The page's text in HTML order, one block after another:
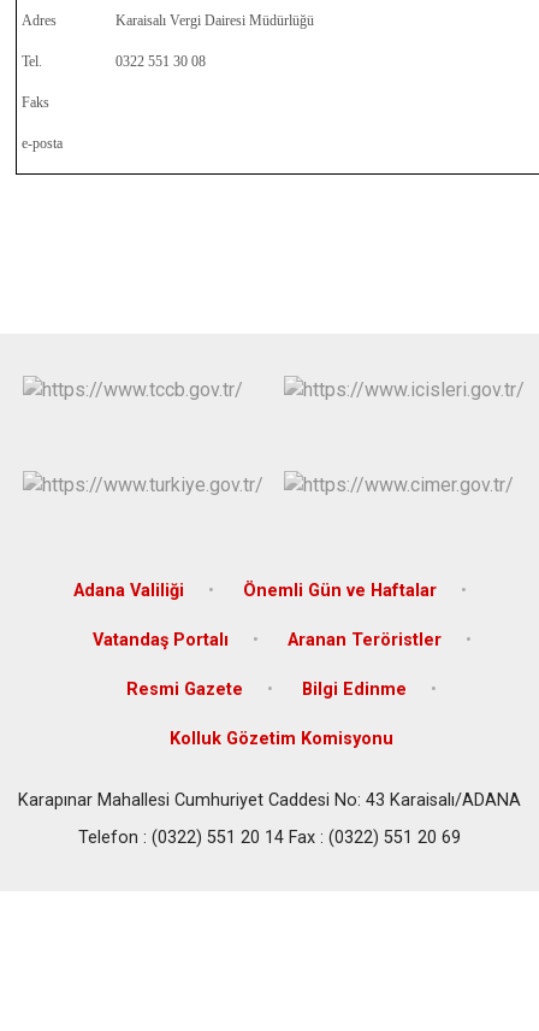
Adres Karaisalı Vergi Dairesi Müdürlüğü
Tel. 0322 551 30 08
Faks
e-posta
Adana Valiliği Önemli Gün ve Haftalar
Vatandaş Portalı Aranan Teröristler
Resmi Gazete Bilgi Edinme
Kolluk Gözetim Komisyonu
Karapınar Mahallesi Cumhuriyet Caddesi No: 43 Karaisalı/ADANA
Telefon : (0322) 551 20 14 Fax : (0322) 551 20 69